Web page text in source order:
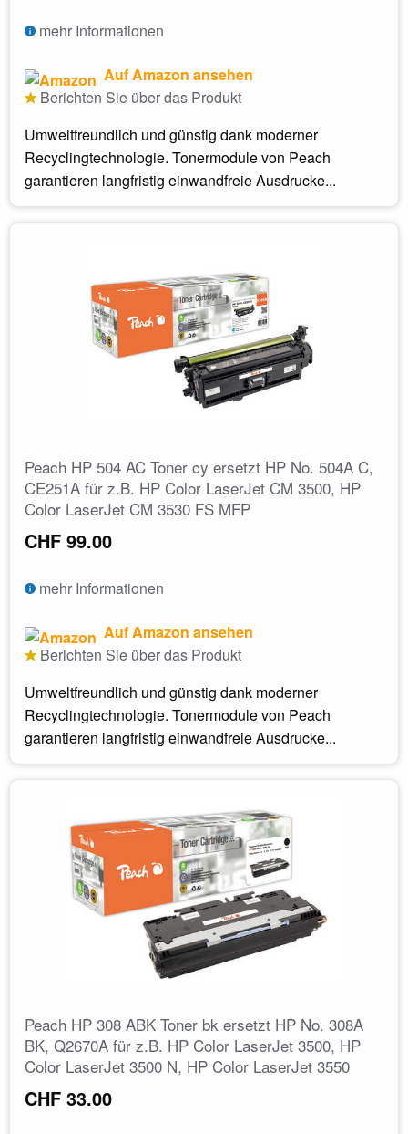
mehr Informationen
Auf Amazon ansehen
Berichten Sie über das Produkt
Umweltfreundlich und günstig dank moderner
Recyclingtechnologie. Tonermodule von Peach
garantieren langfristig einwandfreie Ausdrucke...
Peach HP 504 AC Toner cy ersetzt HP No. 504A C,
CE251A für z.B. HP Color LaserJet CM 3500, HP
Color LaserJet CM 3530 FS MFP
CHF 99.00
mehr Informationen
Auf Amazon ansehen
Berichten Sie über das Produkt
Umweltfreundlich und günstig dank moderner
Recyclingtechnologie. Tonermodule von Peach
garantieren langfristig einwandfreie Ausdrucke...
Peach HP 308 ABK Toner bk ersetzt HP No. 308A
BK, Q2670A für z.B. HP Color LaserJet 3500, HP
Color LaserJet 3500 N, HP Color LaserJet 3550
CHF 33.00